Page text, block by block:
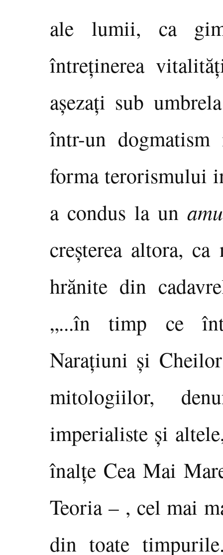
ale lumii, ca
întreţinerea
aşezaţi sub
într-un dogmatism
forma terorismului
a condus la un
creşterea altora,
hrănite din
„...în timp ce
Naraţiuni şi
mitologiilor,
imperialiste şi
înalţe Cea Mai
Teoria – , cel mai
din toate